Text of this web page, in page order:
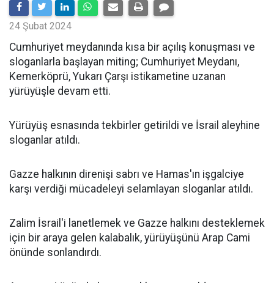
24 Şubat 2024
Cumhuriyet meydanında kısa bir açılış konuşması ve
sloganlarla başlayan miting; Cumhuriyet Meydanı,
Kemerköprü, Yukarı Çarşı istikametine uzanan
yürüyüşle devam etti.
Yürüyüş esnasında tekbirler getirildi ve İsrail aleyhine
sloganlar atıldı.
Gazze halkının direnişi sabrı ve Hamas'ın işgalciye
karşı verdiği mücadeleyi selamlayan sloganlar atıldı.
Zalim İsrail'i lanetlemek ve Gazze halkını desteklemek
için bir araya gelen kalabalık, yürüyüşünü Arap Cami
önünde sonlandırdı.